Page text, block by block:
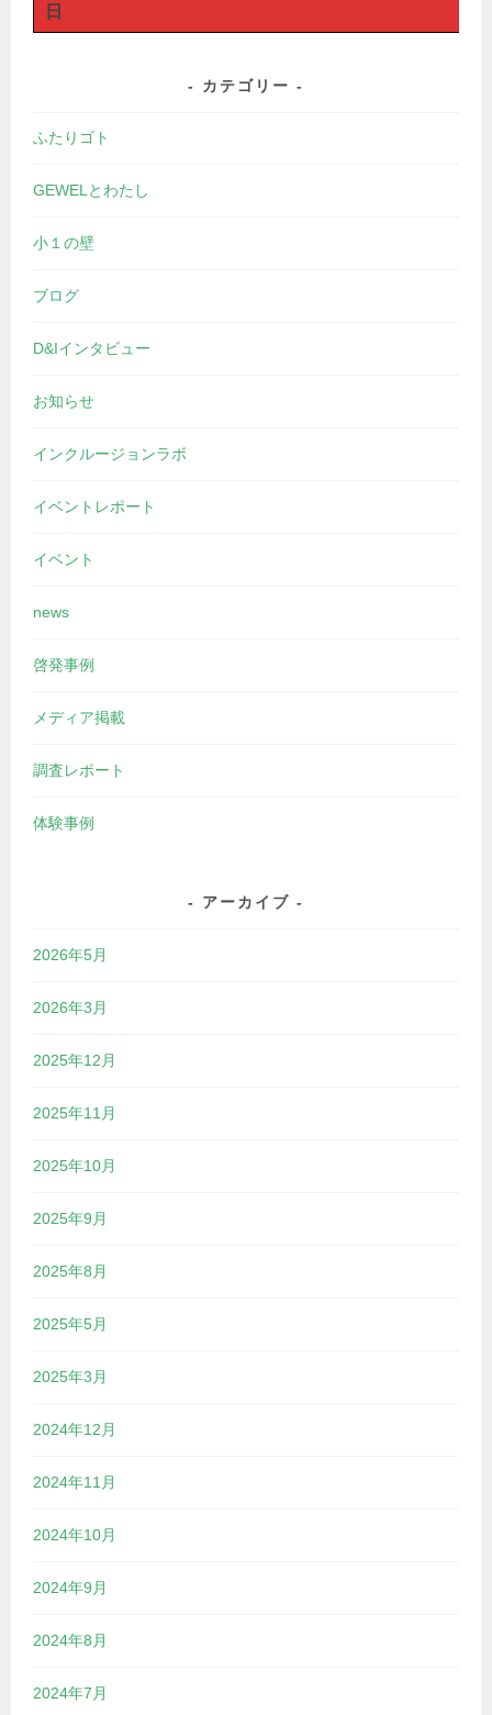
日
カテゴリー
ふたりゴト
GEWELとわたし
小１の壁
ブログ
D&Iインタビュー
お知らせ
インクルージョンラボ
イベントレポート
イベント
news
啓発事例
メディア掲載
調査レポート
体験事例
アーカイブ
2026年5月
2026年3月
2025年12月
2025年11月
2025年10月
2025年9月
2025年8月
2025年5月
2025年3月
2024年12月
2024年11月
2024年10月
2024年9月
2024年8月
2024年7月